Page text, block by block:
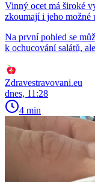
Vinný ocet má široké
zkoumají i jeho možné
Na první pohled se
k ochucování salátů,
Zdravestravovani.eu
dnes, 11:28
4 min